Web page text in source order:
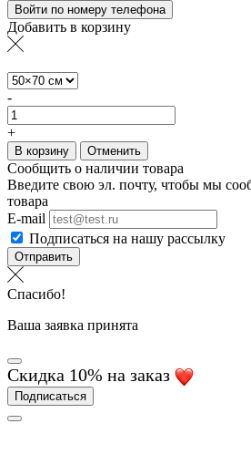
Войти по номеру телефона
Добавить в корзину
-
+
В корзину Отменить
Сообщить о наличии товара
Введите свою эл. почту, чтобы мы
товара
E-mail
Подписаться на нашу рассылку
Отправить
Спасибо!
Ваша заявка принята
Скидка 10% на заказ
Подписаться